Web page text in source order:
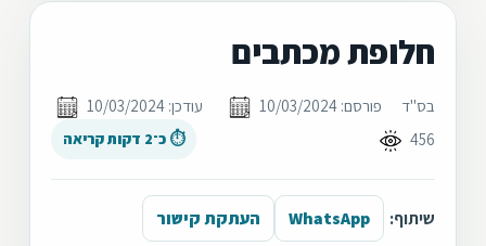
חלופת מכתבים
בס"ד פורסם: 10/03/2024
עודכן: 10/03/2024
456
⏱ כ־2 דקות קריאה
שיתוף: WhatsApp העתקת קישור